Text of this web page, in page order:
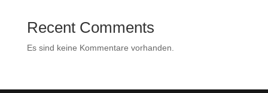
Recent Comments
Es sind keine Kommentare vorhanden.